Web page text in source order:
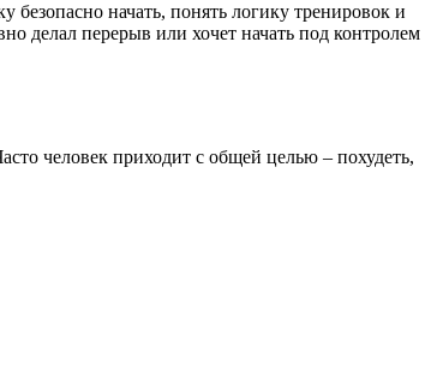
безопасно начать, понять логику тренировок и
делал перерыв или хочет начать под контролем
человек приходит с общей целью – похудеть,